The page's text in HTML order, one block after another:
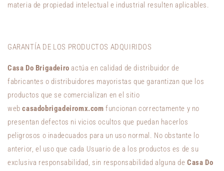
materia de propiedad intelectual e industrial resulten aplicables.
GARANTÍA DE LOS PRODUCTOS ADQUIRIDOS
Casa Do Brigadeiro actúa en calidad de distribuidor de
fabricantes o distribuidores mayoristas que garantizan que los
productos que se comercializan en el sitio
webcasadobrigadeiromx.com funcionan correctamente y no
presentan defectos ni vicios ocultos que puedan hacerlos
peligrosos o inadecuados para un uso normal. No obstante lo
anterior, el uso que cada Usuario de a los productos es de su
exclusiva responsabilidad, sin responsabilidad alguna deCasa Do